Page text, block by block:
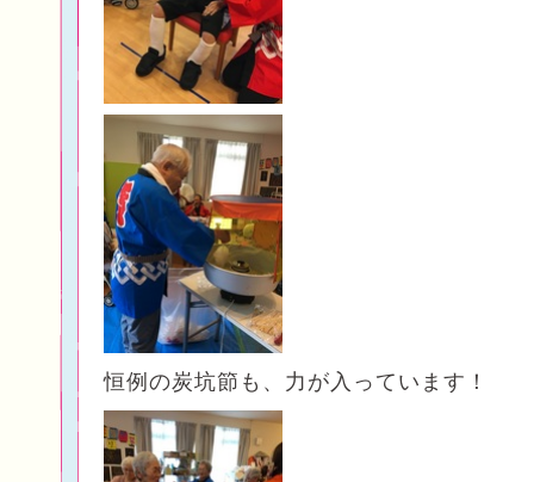
恒例の炭坑節も、力が入っています！